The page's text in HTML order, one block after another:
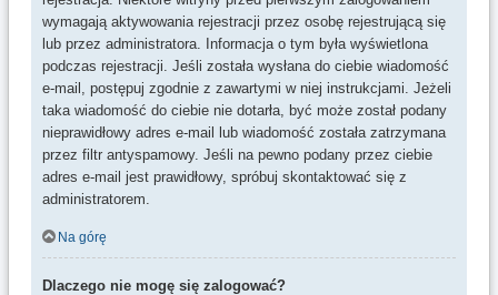
wymagają aktywowania rejestracji przez osobę rejestrującą się
lub przez administratora. Informacja o tym była wyświetlona
podczas rejestracji. Jeśli została wysłana do ciebie wiadomość
e-mail, postępuj zgodnie z zawartymi w niej instrukcjami. Jeżeli
taka wiadomość do ciebie nie dotarła, być może został podany
nieprawidłowy adres e-mail lub wiadomość została zatrzymana
przez filtr antyspamowy. Jeśli na pewno podany przez ciebie
adres e-mail jest prawidłowy, spróbuj skontaktować się z
administratorem.
Na górę
Dlaczego nie mogę się zalogować?